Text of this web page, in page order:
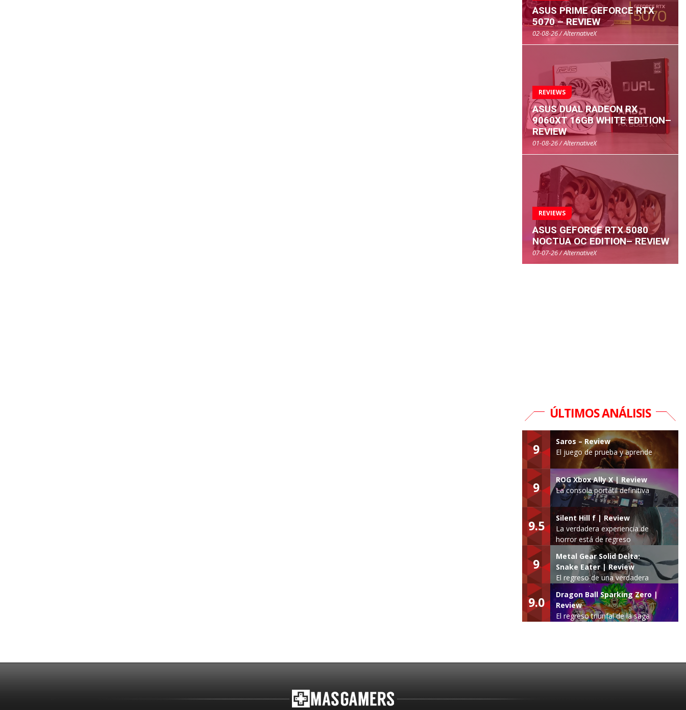
ASUS PRIME GEFORCE RTX
5070 – REVIEW
02-08-26 / AlternativeX
REVIEWS
ASUS DUAL RADEON RX
9060XT 16GB WHITE EDITION–
REVIEW
01-08-26 / AlternativeX
REVIEWS
ASUS GEFORCE RTX 5080
NOCTUA OC EDITION– REVIEW
07-07-26 / AlternativeX
ÚLTIMOS ANÁLISIS
9
Saros – Review
El juego de prueba y aprende
9
ROG Xbox Ally X | Review
La consola portátil definitiva
9.5
Silent Hill f | Review
La verdadera experiencia de
horror está de regreso
9
Metal Gear Solid Delta:
Snake Eater | Review
El regreso de una verdadera
leyenda
9.0
Dragon Ball Sparking Zero |
Review
El regreso triunfal de la saga